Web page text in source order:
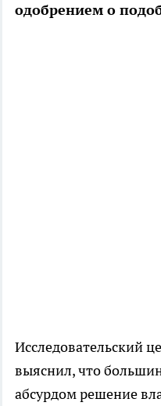
одобрением о
Исследовательский
выяснил, что
абсурдом решение